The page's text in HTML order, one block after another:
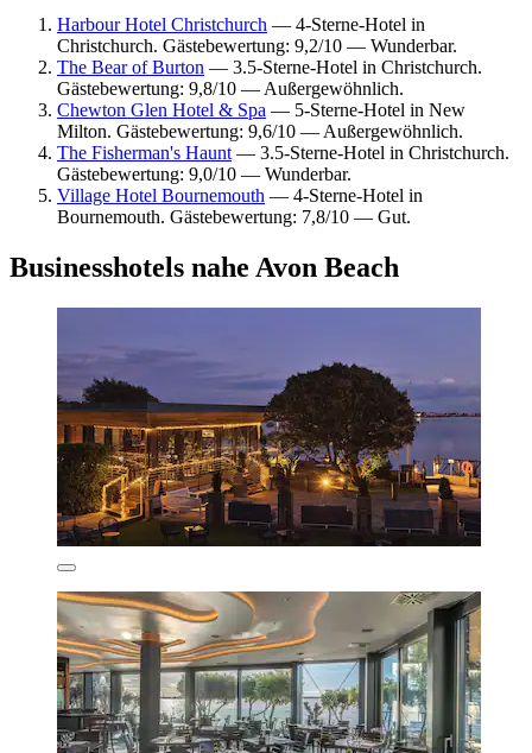
Harbour Hotel Christchurch — 4-Sterne-Hotel in
Christchurch. Gästebewertung: 9,2/10 — Wunderbar.
The Bear of Burton — 3.5-Sterne-Hotel in Christchurch.
Gästebewertung: 9,8/10 — Außergewöhnlich.
Chewton Glen Hotel & Spa — 5-Sterne-Hotel in New
Milton. Gästebewertung: 9,6/10 — Außergewöhnlich.
The Fisherman's Haunt — 3.5-Sterne-Hotel in Christchurch.
Gästebewertung: 9,0/10 — Wunderbar.
Village Hotel Bournemouth — 4-Sterne-Hotel in
Bournemouth. Gästebewertung: 7,8/10 — Gut.
Businesshotels nahe Avon Beach